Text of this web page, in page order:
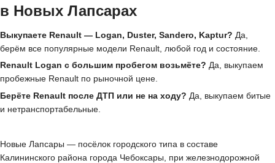
в Новых Лапсарах
Выкупаете Renault — Logan, Duster, Sandero, Kaptur? Да,
берём все популярные модели Renault, любой год и состояние.
Renault Logan с большим пробегом возьмёте? Да, выкупаем
пробежные Renault по рыночной цене.
Берёте Renault после ДТП или не на ходу? Да, выкупаем битые
и нетранспортабельные.
Новые Лапсары — посёлок городского типа в составе
Калининского района города Чебоксары, при железнодорожной